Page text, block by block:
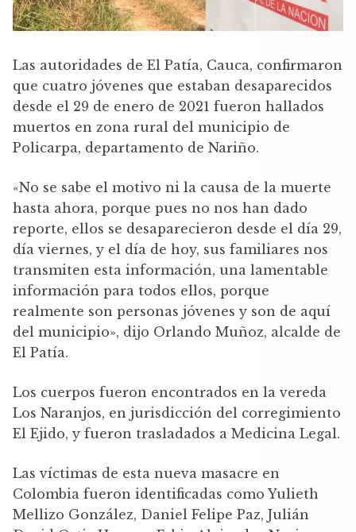
Las autoridades de El Patía, Cauca, confirmaron
que cuatro jóvenes que estaban desaparecidos
desde el 29 de enero de 2021 fueron hallados
muertos en zona rural del municipio de
Policarpa, departamento de Nariño.
«No se sabe el motivo ni la causa de la muerte
hasta ahora, porque pues no nos han dado
reporte, ellos se desaparecieron desde el día 29,
día viernes, y el día de hoy, sus familiares nos
transmiten esta información, una lamentable
información para todos ellos, porque
realmente son personas jóvenes y son de aquí
del municipio», dijo Orlando Muñoz, alcalde de
El Patía.
Los cuerpos fueron encontrados en la vereda
Los Naranjos, en jurisdicción del corregimiento
El Ejido, y fueron trasladados a Medicina Legal.
Las víctimas de esta nueva masacre en
Colombia fueron identificadas como Yulieth
Mellizo González, Daniel Felipe Paz, Julián